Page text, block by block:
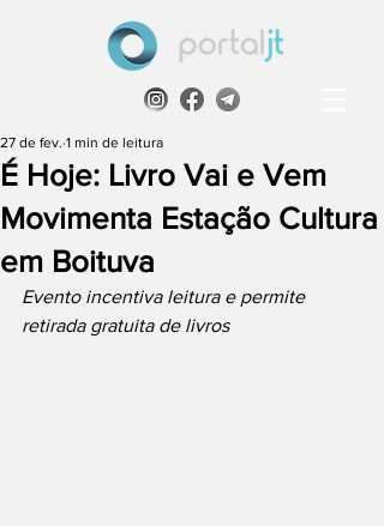
É Hoje: Livro Vai e Vem
Movimenta Estação Cultura
em Boituva
27 de fev. 1 min de leitura
Evento incentiva leitura e permite
retirada gratuita de livros